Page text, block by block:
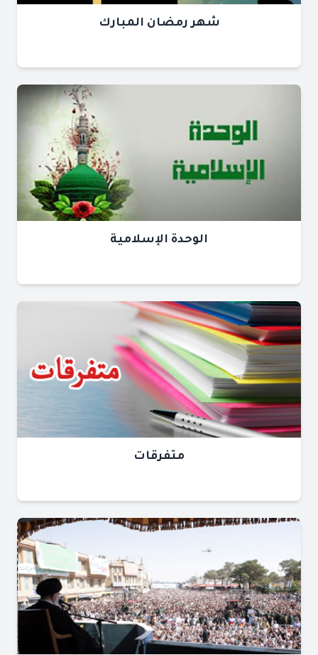
شهر رمضان المبارك
الوحدة الإسلامية
متفرقات